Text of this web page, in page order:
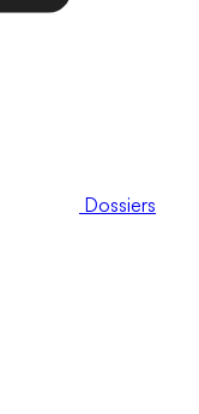
Dossiers